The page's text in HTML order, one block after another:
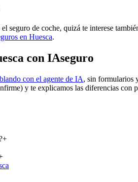
seguro de coche, quizá te interese
en Huesca.
con IAseguro
con el agente de IA, sin formularios
y te explicamos las diferencias
+